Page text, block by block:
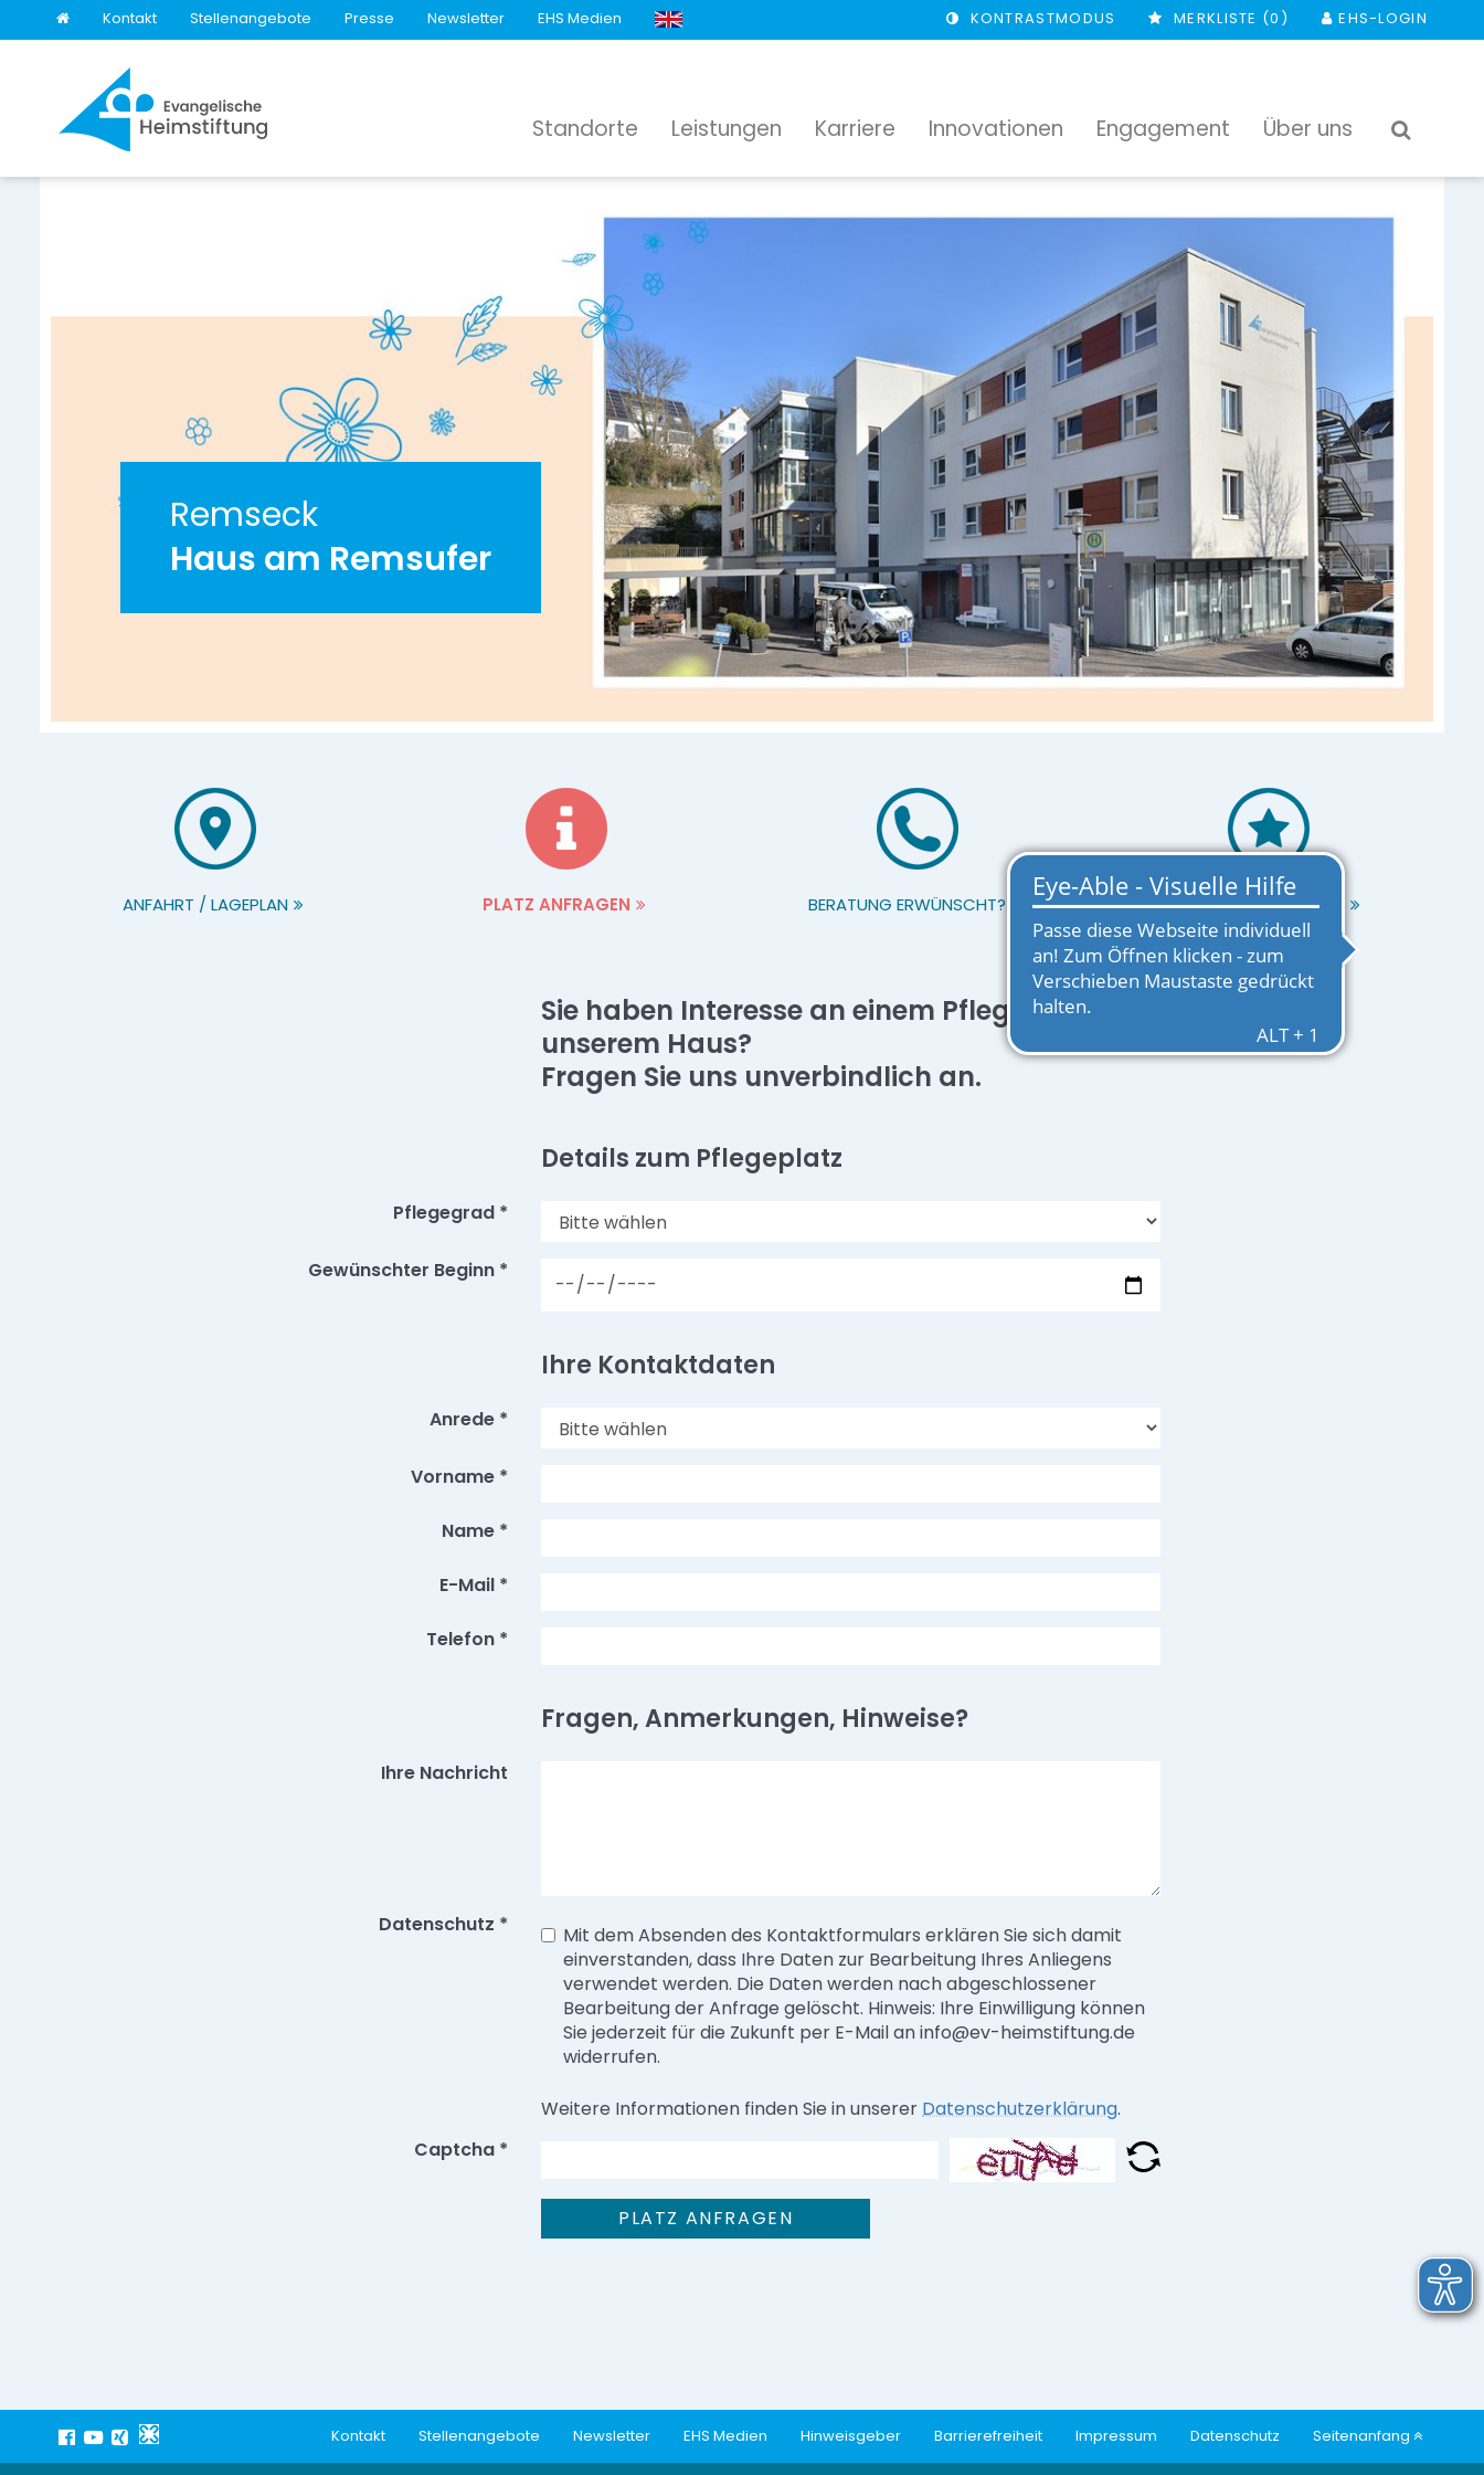
Kontakt Stellenangebote Presse Newsletter EHS Medien KONTRASTMODUS MERKLISTE (0 ) EHS-LOGIN
Standorte Leistungen Karriere Innovationen Engagement Über uns
Remseck
Haus am Remsufer
ANFAHRT / LAGEPLAN PLATZ ANFRAGEN BERATUNG ERWÜNSCHT? EINRICHTUNG MERKEN
Sie haben Interesse an einem Pflegeplatz in
unserem Haus?
Fragen Sie uns unverbindlich an.
Details zum Pflegeplatz
Pflegegrad *
Gewünschter Beginn *
Ihre Kontaktdaten
Anrede *
Vorname *
Name *
E-Mail *
Telefon *
Fragen, Anmerkungen, Hinweise?
Ihre Nachricht
Datenschutz *
Mit dem Absenden des Kontaktformulars erklären Sie sich damit
einverstanden, dass Ihre Daten zur Bearbeitung Ihres Anliegens
verwendet werden. Die Daten werden nach abgeschlossener
Bearbeitung der Anfrage gelöscht. Hinweis: Ihre Einwilligung können
Sie jederzeit für die Zukunft per E-Mail an info@ev-heimstiftung.de
widerrufen.
Weitere Informationen finden Sie in unsererDatenschutzerklärung.
Captcha *
Kontakt Stellenangebote Newsletter EHS Medien Hinweisgeber Barrierefreiheit Impressum Datenschutz Seitenanfang